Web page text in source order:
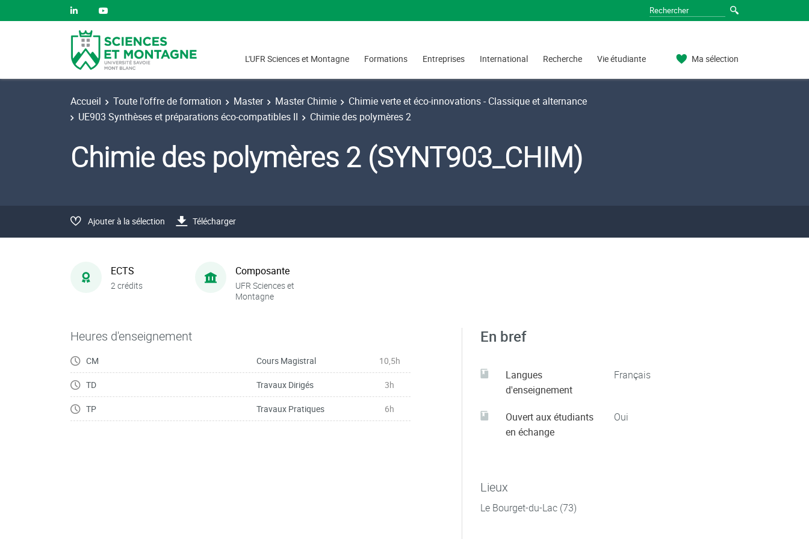
L'UFR Sciences et Montagne Formations Entreprises International Recherche Vie étudiante Ma sélection
Accueil Toute l'offre de formation Master Master Chimie
Chimie verte et éco-innovations - Classique et alternance
UE903 Synthèses et préparations éco-compatibles II
Chimie des polymères 2
Chimie des polymères 2 (SYNT903_CHIM)
Ajouter à la sélection Télécharger
ECTS
2 crédits
Composante
UFR Sciences et
Montagne
Heures d'enseignement
CM Cours Magistral 10,5h
TD Travaux Dirigés 3h
TP Travaux Pratiques 6h
En bref
Langues
d'enseignement
Français
Ouvert aux étudiants
en échange
Oui
Lieux
Le Bourget-du-Lac (73)